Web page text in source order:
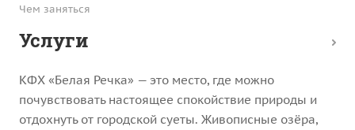
Чем заняться
Услуги
КФХ «Белая Речка» — это место, где можно
почувствовать настоящее спокойствие природы и
отдохнуть от городской суеты. Живописные озёра,